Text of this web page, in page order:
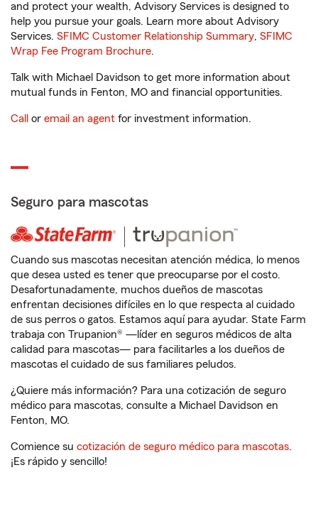
and protect your wealth, Advisory Services is designed to
help you pursue your goals. Learn more about Advisory
Services. SFIMC Customer Relationship Summary, SFIMC
Wrap Fee Program Brochure.
Talk with Michael Davidson to get more information about
mutual funds in Fenton, MO and financial opportunities.
Call or email an agent for investment information.
Seguro para mascotas
Cuando sus mascotas necesitan atención médica, lo menos
que desea usted es tener que preocuparse por el costo.
Desafortunadamente, muchos dueños de mascotas
enfrentan decisiones difíciles en lo que respecta al cuidado
de sus perros o gatos. Estamos aquí para ayudar. State Farm
trabaja con Trupanion® —líder en seguros médicos de alta
calidad para mascotas— para facilitarles a los dueños de
mascotas el cuidado de sus familiares peludos.
¿Quiere más información? Para una cotización de seguro
médico para mascotas, consulte a Michael Davidson en
Fenton, MO.
Comience su cotización de seguro médico para mascotas.
¡Es rápido y sencillo!